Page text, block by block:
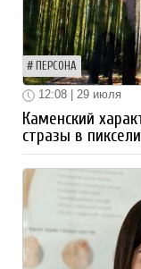
ПЕРСОНА
12:08 | 29 июля
Каменский
стразы в пиксели